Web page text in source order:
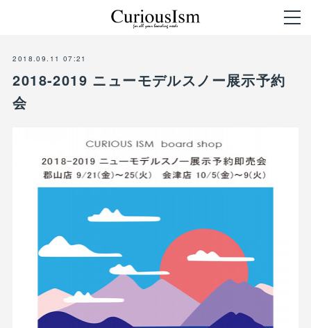
2018.09.11 07:21
2018-2019 ニューモデルスノー展示予約
会